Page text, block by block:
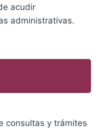
acudir
administrativas.
consultas y trámites